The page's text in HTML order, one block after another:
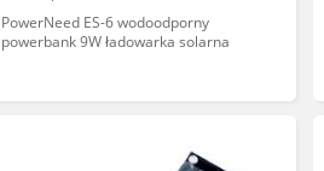
PowerNeed ES-6 wodoodporny
powerbank 9W ładowarka solarna